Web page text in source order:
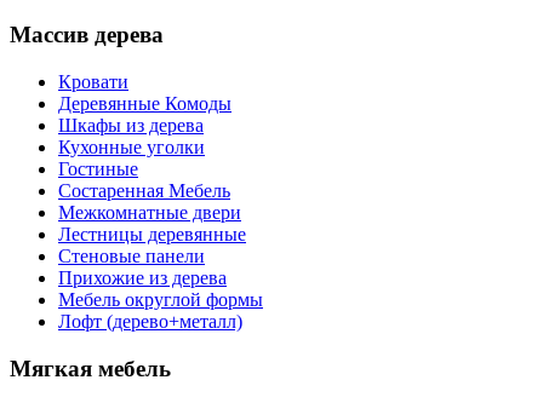
Массив дерева
Кровати
Деревянные Комоды
Шкафы из дерева
Кухонные уголки
Гостиные
Состаренная Мебель
Межкомнатные двери
Лестницы деревянные
Стеновые панели
Прихожие из дерева
Мебель округлой формы
Лофт (дерево+металл)
Мягкая мебель